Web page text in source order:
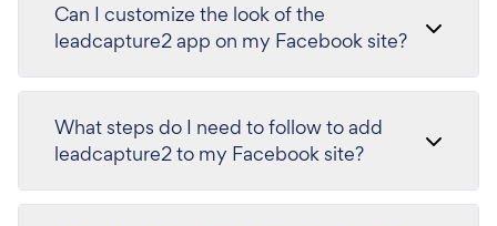
Can I customize the look of the
leadcapture2 app on my Facebook site?
What steps do I need to follow to add
leadcapture2 to my Facebook site?